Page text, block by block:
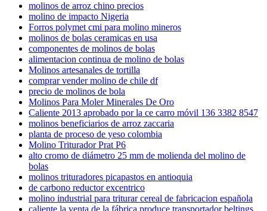
molinos de arroz chino precios
molino de impacto Nigeria
Forros polymet cmi para molino mineros
molinos de bolas ceramicas en usa
componentes de molinos de bolas
alimentacion continua de molino de bolas
Molinos artesanales de tortilla
comprar vender molino de chile df
precio de molinos de bola
Molinos Para Moler Minerales De Oro
Caliente 2013 aprobado por la ce carro móvil 136 3382 8547
molinos beneficiarios de arroz zaccaria
planta de proceso de yeso colombia
Molino Triturador Prat P6
alto cromo de diámetro 25 mm de molienda del molino de
bolas
molinos trituradores picapastos en antioquia
de carbono reductor excentrico
molino industrial para triturar cereal de fabricacion española
caliente la venta de la fábrica produce transportador beltings